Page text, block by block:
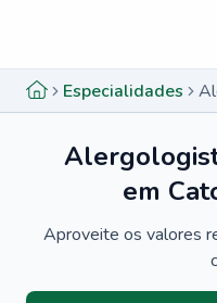
Especialidades
em
Aproveite os valores